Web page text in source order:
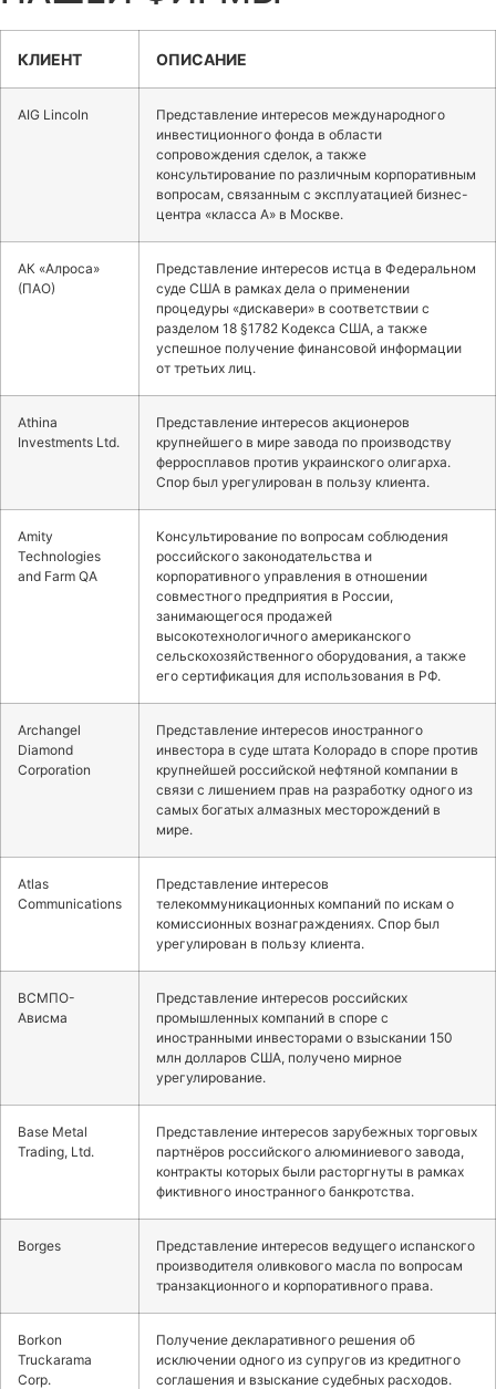
КЛИЕНТ ОПИСАНИЕ
AIG Lincoln
Представление интересов международного
инвестиционного фонда в области
сопровождения сделок, а также
консультирование по различным корпоративным
вопросам, связанным с эксплуатацией бизнес-
центра «класса А» в Москве.
АК «Алроса»
(ПАО)
Представление интересов истца в Федеральном
суде США в рамках дела о применении
процедуры «дискавери» в соответствии с
разделом 18 §1782 Кодекса США, а также
успешное получение финансовой информации
от третьих лиц.
Athina
Investments Ltd.
Представление интересов акционеров
крупнейшего в мире завода по производству
ферросплавов против украинского олигарха.
Спор был урегулирован в пользу клиента.
Amity
Technologies
and Farm QA
Консультирование по вопросам соблюдения
российского законодательства и
корпоративного управления в отношении
совместного предприятия в России,
занимающегося продажей
высокотехнологичного американского
сельскохозяйственного оборудования, а также
его сертификация для использования в РФ.
Archangel
Diamond
Corporation
Представление интересов иностранного
инвестора в суде штата Колорадо в споре против
крупнейшей российской нефтяной компании в
связи с лишением прав на разработку одного из
самых богатых алмазных месторождений в
мире.
Atlas
Communications
Представление интересов
телекоммуникационных компаний по искам о
комиссионных вознаграждениях. Спор был
урегулирован в пользу клиента.
ВСМПО-
Ависма
Представление интересов российских
промышленных компаний в споре с
иностранными инвесторами о взыскании 150
млн долларов США, получено мирное
урегулирование.
Base Metal
Trading, Ltd.
Представление интересов зарубежных торговых
партнёров российского алюминиевого завода,
контракты которых были расторгнуты в рамках
фиктивного иностранного банкротства.
Borges
Представление интересов ведущего испанского
производителя оливкового масла по вопросам
транзакционного и корпоративного права.
Borkon
Truckarama
Corp.
Получение декларативного решения об
исключении одного из супругов из кредитного
соглашения и взыскание судебных расходов.